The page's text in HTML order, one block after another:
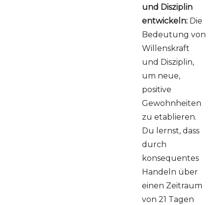
und Disziplin
entwickeln: Die
Bedeutung von
Willenskraft
und Disziplin,
um neue,
positive
Gewohnheiten
zu etablieren.
Du lernst, dass
durch
konsequentes
Handeln über
einen Zeitraum
von 21 Tagen